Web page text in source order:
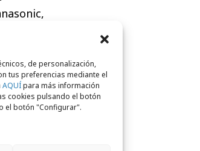
de personalización,
tus preferencias mediante el
AQUÍpara más información
cookies pulsando el botón
el botón "Configurar".
Awards,